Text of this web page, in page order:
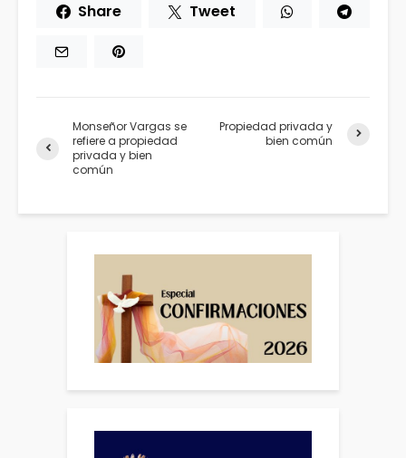
Share Tweet
Monseñor Vargas se
refiere a propiedad
privada y bien
común
Propiedad privada y
bien común